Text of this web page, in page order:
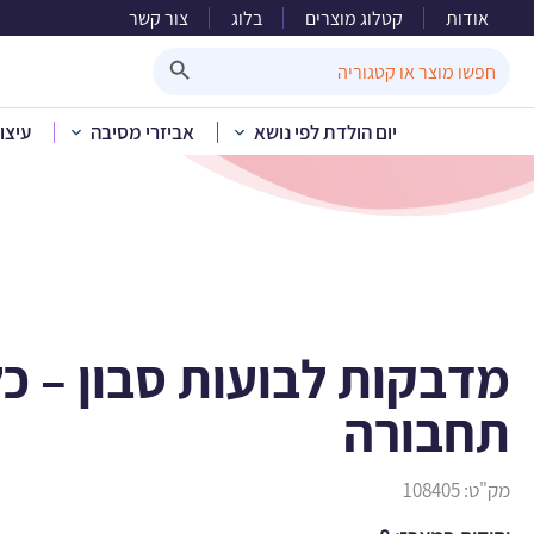
אודות קטלוג מוצרים בלוג צור קשר
for:
יום הולדת לפי נושא אביזרי מסיבהבית»קטלוג מוצרים
מדבקות לבועות סבון –
תחבורה
מק"ט:108405